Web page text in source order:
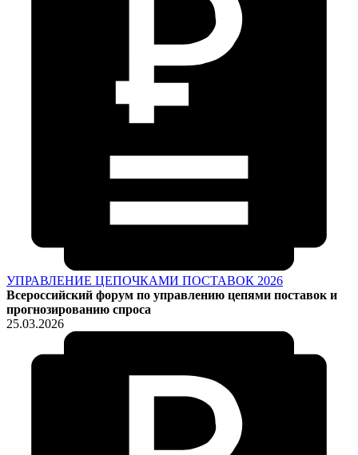
УПРАВЛЕНИЕ ЦЕПОЧКАМИ ПОСТАВОК 2026
Всероссийский форум по управлению цепями поставок и
прогнозированию спроса
25.03.2026